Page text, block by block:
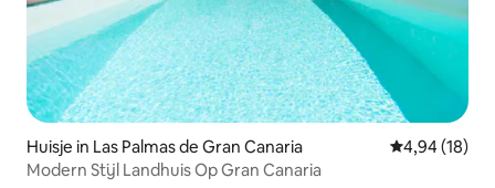
Huisje in Las Palmas de Gran Canaria Gemiddelde
4,94 (18)
Modern Stijl Landhuis Op Gran Canaria